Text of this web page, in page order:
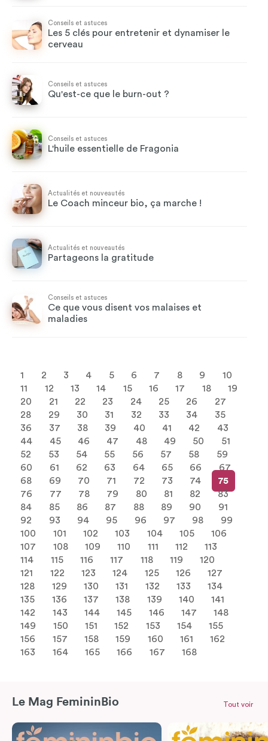
Conseils et astuces
Les 5 clés pour entretenir et dynamiser le
cerveau
Conseils et astuces
Qu'est-ce que le burn-out ?
Conseils et astuces
L'huile essentielle de Fragonia
Actualités et nouveautés
Le Coach minceur bio, ça marche !
Actualités et nouveautés
Partageons la gratitude
Conseils et astuces
Ce que vous disent vos malaises et
maladies
1 2 3 4 5 6 7 8 9
10
11
12 13 14 15 16 17 18
19
20
21 22 23 24 25 26
27
28
29 30 31 32 33 34
35
36
37 38 39 40 41 42
43
44
45 46 47 48 49 50
51
52
53 54 55 56 57 58
59
60
61 62 63 64 65 66
67
68
69 70 71 72 73 74
75
76
77 78 79 80 81 82
83
84
85 86 87 88 89 90
91
92
93 94 95 96 97 98
99
100
101 102 103 104 105
106
107
108 109 110 111 112
113
114
115 116 117 118 119
120
121
122 123 124 125 126
127
128
129 130 131 132 133
134
135
136 137 138 139 140
141
142
143 144 145 146 147
148
149
150 151 152 153 154
155
156
157 158 159 160 161
162
163
164 165 166 167 168
Le Mag FemininBio Tout voir